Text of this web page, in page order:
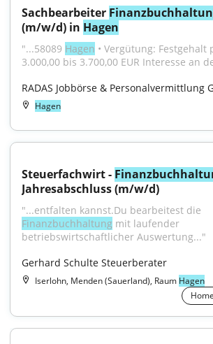
Sachbearbeiter
(m/w/d) in Hagen
"...58089 Hagen • Vergütung: Festgehalt
3.000,00 bis 3.700,00 EUR Interesse an
RADAS Jobbörse & Personalvermittlung
Hagen
Steuerfachwirt -
Jahresabschluss (m/w/d)
Finanzbuchhaltung mit laufender
betriebswirtschaftlicher Auswertung..."
Gerhard Schulte Steuerberater
Iserlohn, Menden (Sauerland), Raum Hagen